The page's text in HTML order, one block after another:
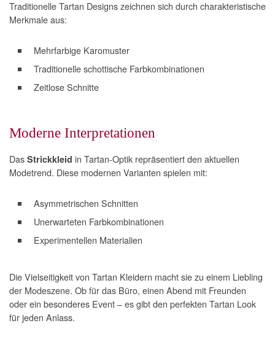
Traditionelle Tartan Designs zeichnen sich durch charakteristische
Merkmale aus:
Mehrfarbige Karomuster
Traditionelle schottische Farbkombinationen
Zeitlose Schnitte
Moderne Interpretationen
Das Strickkleid in Tartan-Optik repräsentiert den aktuellen
Modetrend. Diese modernen Varianten spielen mit:
Asymmetrischen Schnitten
Unerwarteten Farbkombinationen
Experimentellen Materialien
Die Vielseitigkeit von Tartan Kleidern macht sie zu einem Liebling
der Modeszene. Ob für das Büro, einen Abend mit Freunden
oder ein besonderes Event – es gibt den perfekten Tartan Look
für jeden Anlass.